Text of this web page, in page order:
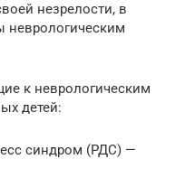
незрелости, в
неврологическим
к неврологическим
детей:
синдром (РДС) —